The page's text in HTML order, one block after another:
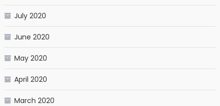
July 2020
June 2020
May 2020
April 2020
March 2020